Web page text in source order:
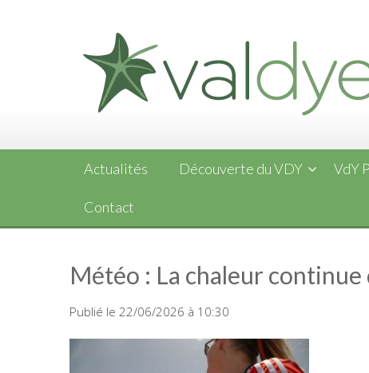
Actualités Découverte du VDY VdY
Contact
Météo : La chaleur continue
Publié le 22/06/2026 à 10:30